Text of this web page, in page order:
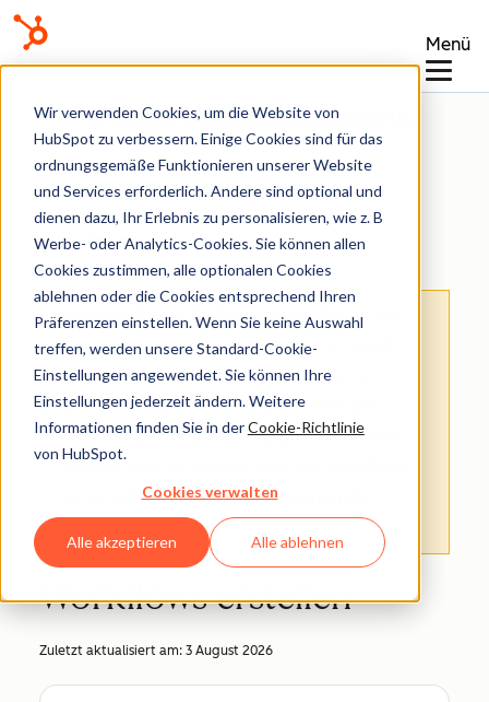
Wir verwenden Cookies, um die Website von
HubSpot zu verbessern. Einige Cookies sind für das
ordnungsgemäße Funktionieren unserer Website
und Services erforderlich. Andere sind optional und
dienen dazu, Ihr Erlebnis zu personalisieren, wie z. B
Werbe- oder Analytics-Cookies. Sie können allen
Cookies zustimmen, alle optionalen Cookies
ablehnen oder die Cookies entsprechend Ihren
Präferenzen einstellen. Wenn Sie keine Auswahl
treffen, werden unsere Standard-Cookie-
Einstellungen angewendet. Sie können Ihre
Einstellungen jederzeit ändern. Weitere
Informationen finden Sie in derCookie-Richtlinie
von HubSpot.
Cookies verwalten
Alle akzeptieren Alle ablehnen
Menü
Wissensdatenbank
Workflows
: Dieser Artikel wird aus Kulanz zur
Verfügung gestellt.Er wurde automatisch
mit einer Software übersetzt und unter
Umständen nicht korrekturgelesen. Die
englischsprachige Fassung gilt als offizielle
Version und Sie können dort die aktuellsten
Informationen finden.Hier können Sie
darauf zugreifen.
Workflows erstellen
Zuletzt aktualisiert am: 3 August 2026